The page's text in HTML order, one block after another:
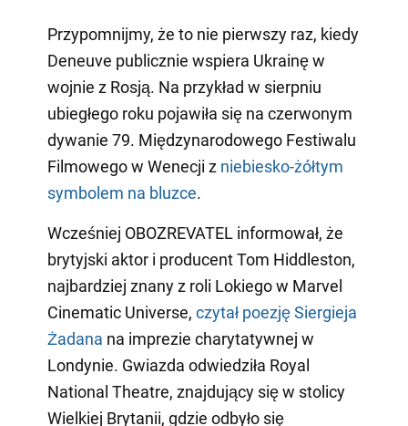
Przypomnijmy, że to nie pierwszy raz, kiedy
Deneuve publicznie wspiera Ukrainę w
wojnie z Rosją. Na przykład w sierpniu
ubiegłego roku pojawiła się na czerwonym
dywanie 79. Międzynarodowego Festiwalu
Filmowego w Wenecji z niebiesko-żółtym
symbolem na bluzce.
Wcześniej OBOZREVATEL informował, że
brytyjski aktor i producent Tom Hiddleston,
najbardziej znany z roli Lokiego w Marvel
Cinematic Universe, czytał poezję Siergieja
Żadana na imprezie charytatywnej w
Londynie. Gwiazda odwiedziła Royal
National Theatre, znajdujący się w stolicy
Wielkiej Brytanii, gdzie odbyło się